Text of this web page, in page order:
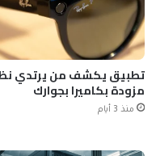
تطبيق يكشف من يرتدي
مزودة بكاميرا بجوارك
منذ 3 أيام